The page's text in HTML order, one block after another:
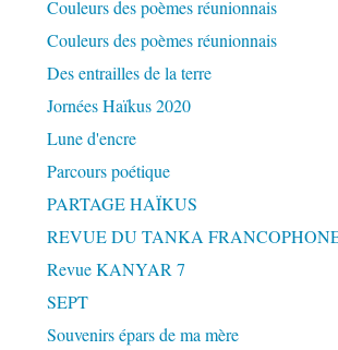
Couleurs des poèmes réunionnais
Couleurs des poèmes réunionnais
Des entrailles de la terre
Jornées Haïkus 2020
Lune d'encre
Parcours poétique
PARTAGE HAÏKUS
REVUE DU TANKA
Revue KANYAR 7
SEPT
Souvenirs épars de ma mère